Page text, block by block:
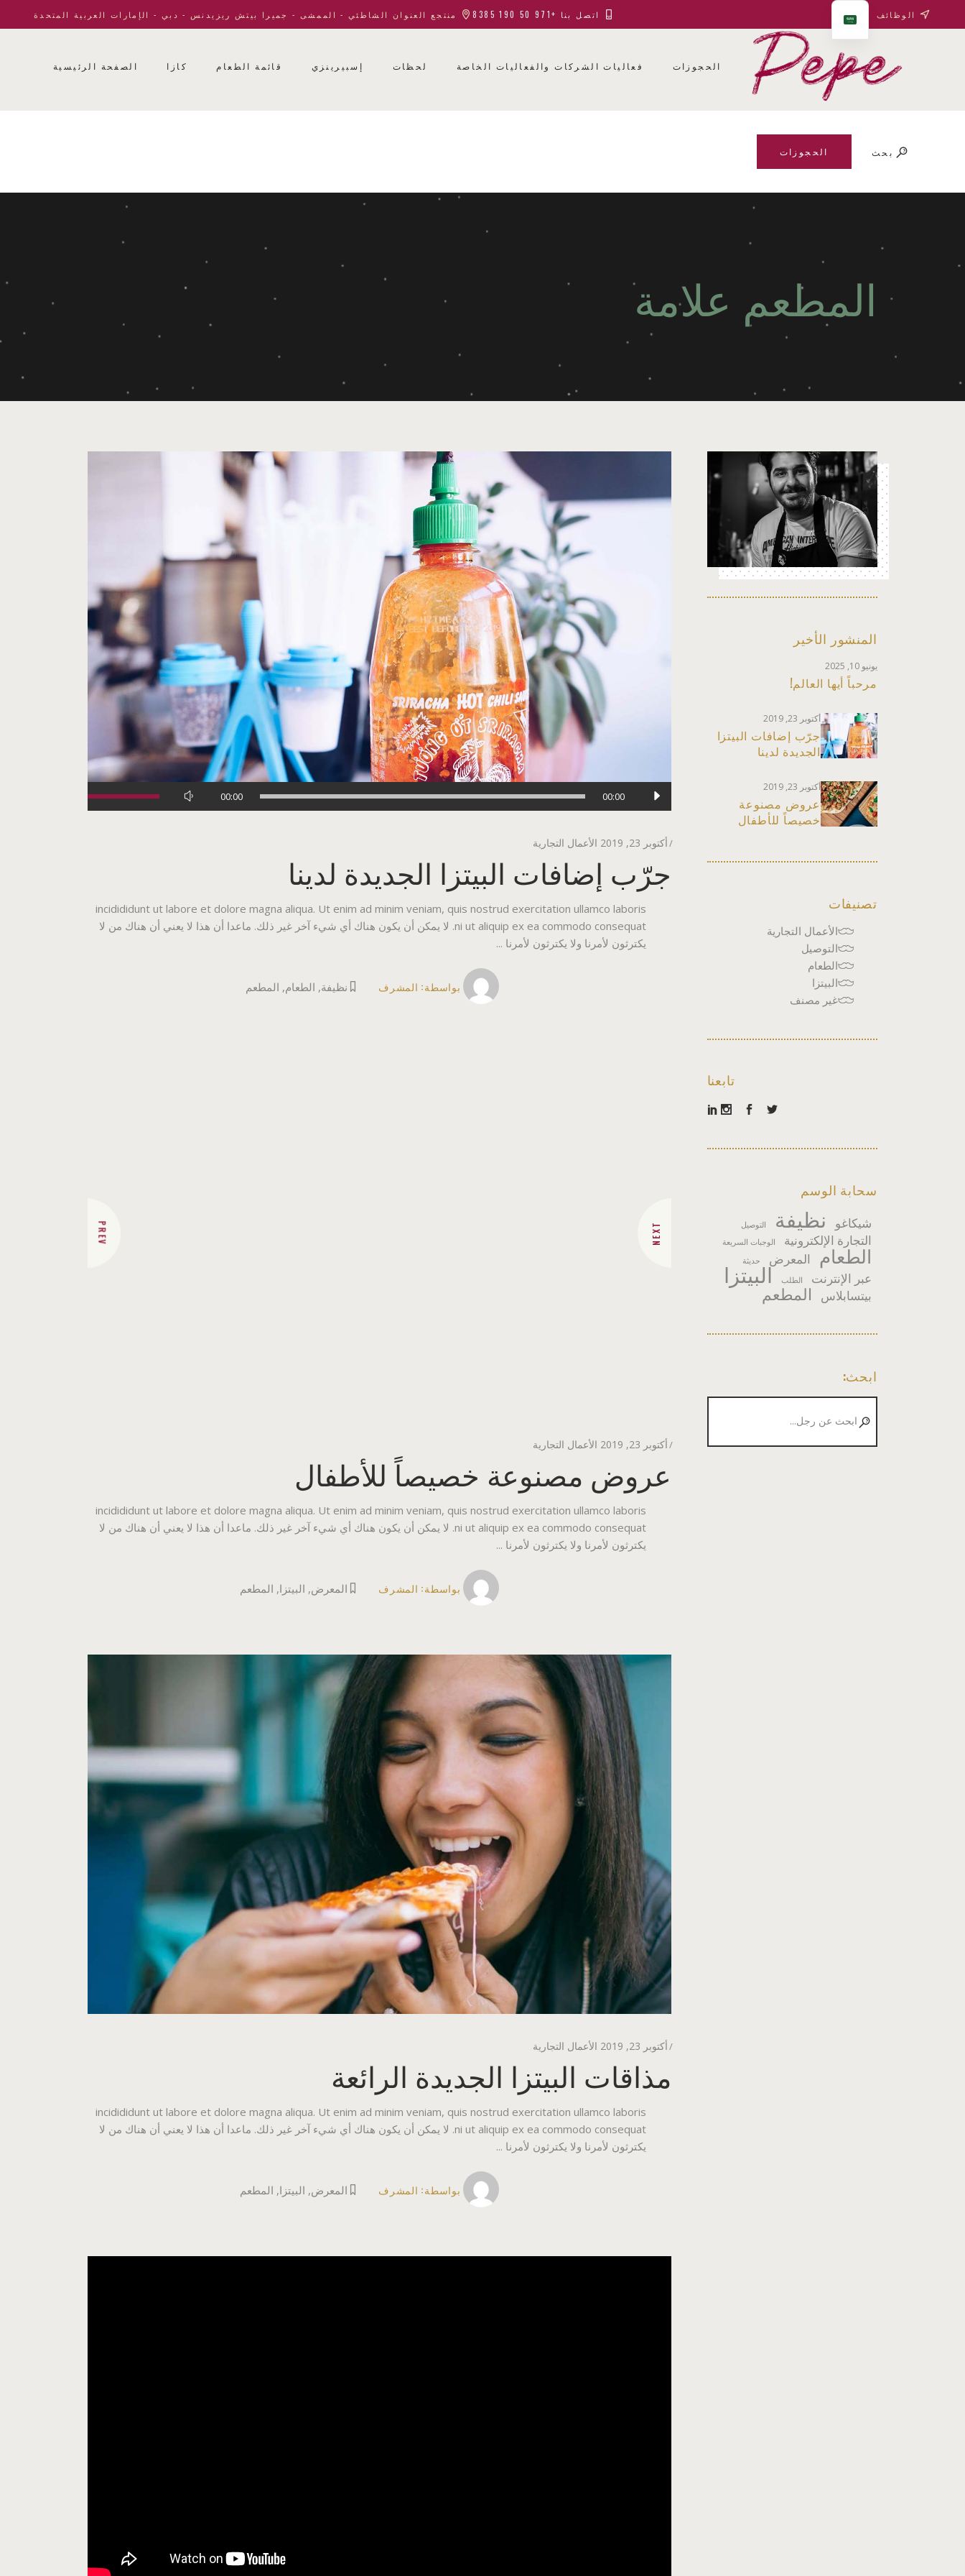
اتصل بنا +971 50 190 8385 منتجع العنوان الشاطئي - الممشى - جميرا بيتش ريزيدنس - دبي - الإمارات العربية المتحدة الوظائف
الصفحة الرئيسية كازا قائمة الطعام إسبيرينزي لحظات فعاليات الشركات والفعاليات الخاصة الحجوزات
بحث الحجوزات
المطعم علامة
مشغل
الصوت
00:00
00:00
أكتوبر 23, 2019 الأعمال التجارية
جرّب إضافات البيتزا الجديدة لدينا
incidididunt ut labore et dolore magna aliqua. Ut enim ad minim veniam, quis nostrud exercitation ullamco laboris
ni ut aliquip ex ea commodo consequat. لا يمكن أن يكون هناك أي شيء آخر غير ذلك. ماعدا أن هذا لا يعني أن هناك من لا
يكترثون لأمرنا ولا يكترثون لأمرنا
بواسطة: المشرف نظيفة, الطعام, المطعم
PREV NEXT
أكتوبر 23, 2019 الأعمال التجارية
عروض مصنوعة خصيصاً للأطفال
incidididunt ut labore et dolore magna aliqua. Ut enim ad minim veniam, quis nostrud exercitation ullamco laboris
ni ut aliquip ex ea commodo consequat. لا يمكن أن يكون هناك أي شيء آخر غير ذلك. ماعدا أن هذا لا يعني أن هناك من لا
يكترثون لأمرنا ولا يكترثون لأمرنا
بواسطة: المشرف المعرض, البيتزا, المطعم
أكتوبر 23, 2019 الأعمال التجارية
مذاقات البيتزا الجديدة الرائعة
incidididunt ut labore et dolore magna aliqua. Ut enim ad minim veniam, quis nostrud exercitation ullamco laboris
ni ut aliquip ex ea commodo consequat. لا يمكن أن يكون هناك أي شيء آخر غير ذلك. ماعدا أن هذا لا يعني أن هناك من لا
يكترثون لأمرنا ولا يكترثون لأمرنا
بواسطة: المشرف المعرض, البيتزا, المطعم
المنشور الأخير
يونيو 10, 2025
مرحباً أيها العالم!
أكتوبر 23, 2019
جرّب إضافات البيتزا
الجديدة لدينا
أكتوبر 23, 2019
عروض مصنوعة
خصيصاً للأطفال
تصنيفات
الأعمال التجارية
التوصيل
الطعام
البيتزا
غير مصنف
تابعنا
سحابة الوسم
شيكاغو نظيفة التوصيل
التجارة الإلكترونية الوجبات السريعة
الطعام المعرض حديثة
عبر الإنترنت الطلب البيتزا
بيتسابلاس المطعم
ابحث:
عن: